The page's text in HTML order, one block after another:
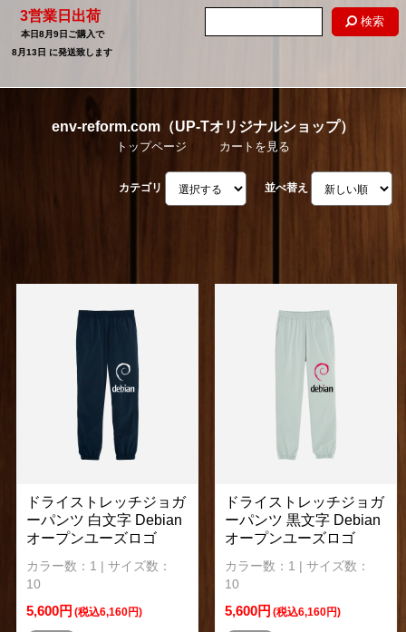
3営業日出荷
本日8月9日 ご購入で
8月13日 に発送致します
検索
env-reform.com（UP-Tオリジナルショップ）
トップページ カートを見る
カテゴリ 並べ替え
ドライストレッチジョガ
ーパンツ 白文字 Debian
オープンユーズロゴ
カラー数：1 | サイズ数：
10
5,600円 (税込6,160円)
ドライストレッチジョガ
ーパンツ 黒文字 Debian
オープンユーズロゴ
カラー数：1 | サイズ数：
10
5,600円 (税込6,160円)